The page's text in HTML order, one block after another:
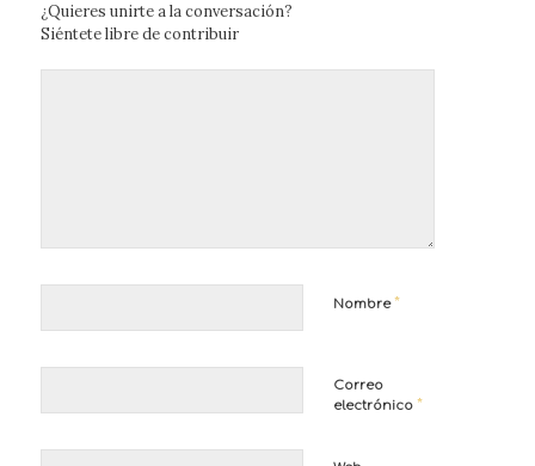
¿Quieres unirte a la conversación?
Siéntete libre de contribuir
Nombre*
Correo
electrónico *